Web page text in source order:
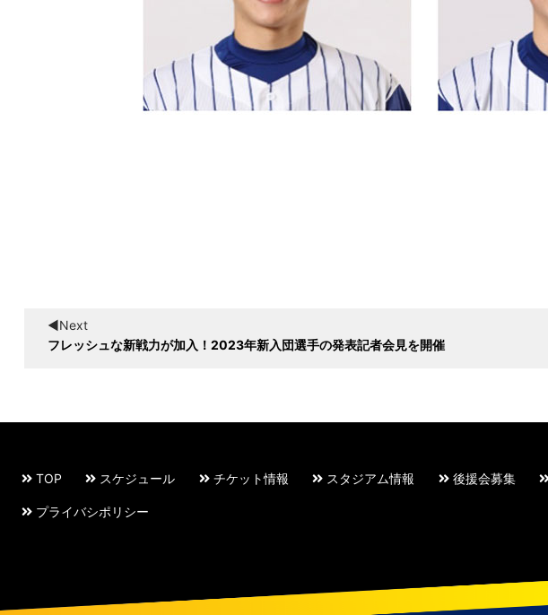
◀︎Next
フレッシュな新戦力が加入！2023年新入団選手の発表記者会見を開催
TOP スケジュール チケット情報 スタジアム情報 後援会募集
プライバシポリシー